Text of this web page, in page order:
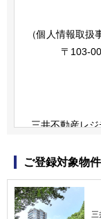
（個人情報取扱
〒103-
三井不動産レジ
三井不動産グル
か、商業施設事
業、ロジスティク
（詳細は三井不動
ご登録対象物件
三